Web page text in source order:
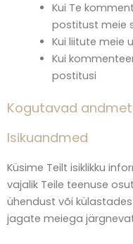
Kui Te
postitust meie
Kui liitute meie
Kui
postitusi
Kogutavad
Isikuandmed
Küsime Teilt isiklikku
vajalik Teile teenuse
ühendust või
jagate meiega